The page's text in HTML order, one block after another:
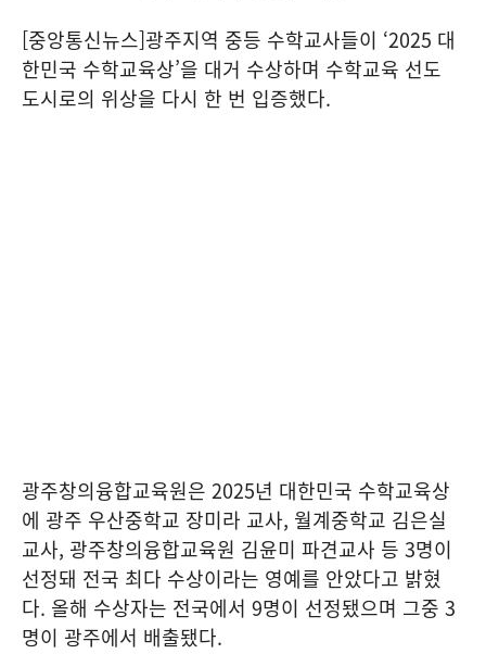
[중앙통신뉴스]광주지역 중등 수학교사들이 ‘2025 대
한민국 수학교육상’을 대거 수상하며 수학교육 선도
도시로의 위상을 다시 한 번 입증했다.
광주창의융합교육원은 2025년 대한민국 수학교육상
에 광주 우산중학교 장미라 교사, 월계중학교 김은실
교사, 광주창의융합교육원 김윤미 파견교사 등 3명이
선정돼 전국 최다 수상이라는 영예를 안았다고 밝혔
다. 올해 수상자는 전국에서 9명이 선정됐으며 그중 3
명이 광주에서 배출됐다.